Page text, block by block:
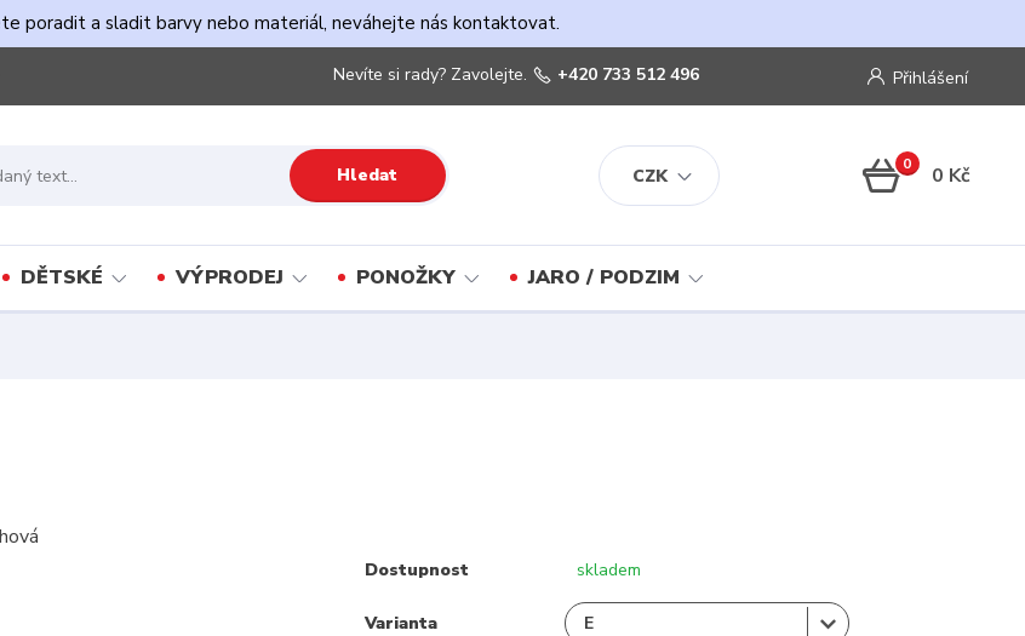
poradit a sladit barvy nebo materiál, neváhejte nás kontaktovat.
CZK
Přihlášení
Hledat
Nevíte si rady? Zavolejte. +420 733 512 496
0 0 Kč
DĚTSKÉ VÝPRODEJ PONOŽKY JARO / PODZIM
Dostupnost skladem
Varianta